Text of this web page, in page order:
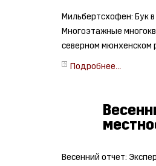
Мильбертсхофен: Бук
Многоэтажные
северном мюнхенском
Подробнее...
Весенний отчет: